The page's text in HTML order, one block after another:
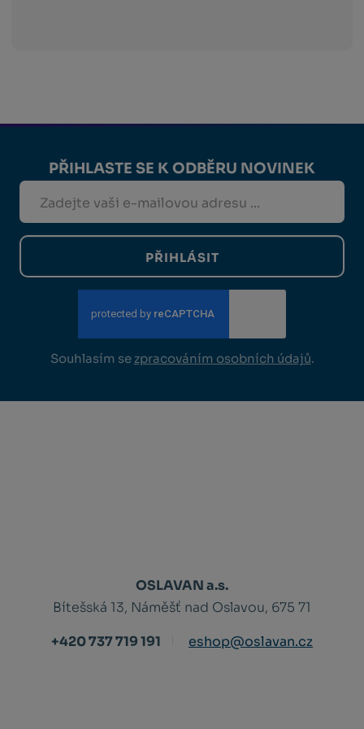
PŘIHLASTE SE K ODBĚRU NOVINEK
PŘIHLÁSIT
Souhlasím se zpracováním osobních údajů.
OSLAVAN a.s.
Bítešská 13, Náměšť nad Oslavou, 675 71
+420 737 719 191
eshop@oslavan.cz